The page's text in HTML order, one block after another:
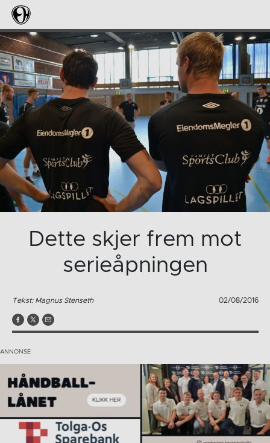
Dette skjer frem mot
serieåpningen
Tekst: Magnus Stenseth 02/08/2016